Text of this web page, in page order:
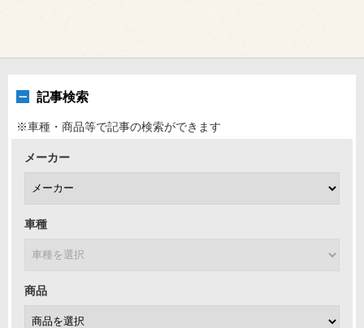
記事検索
※車種・商品等で記事の検索ができます
メーカー
車種
商品